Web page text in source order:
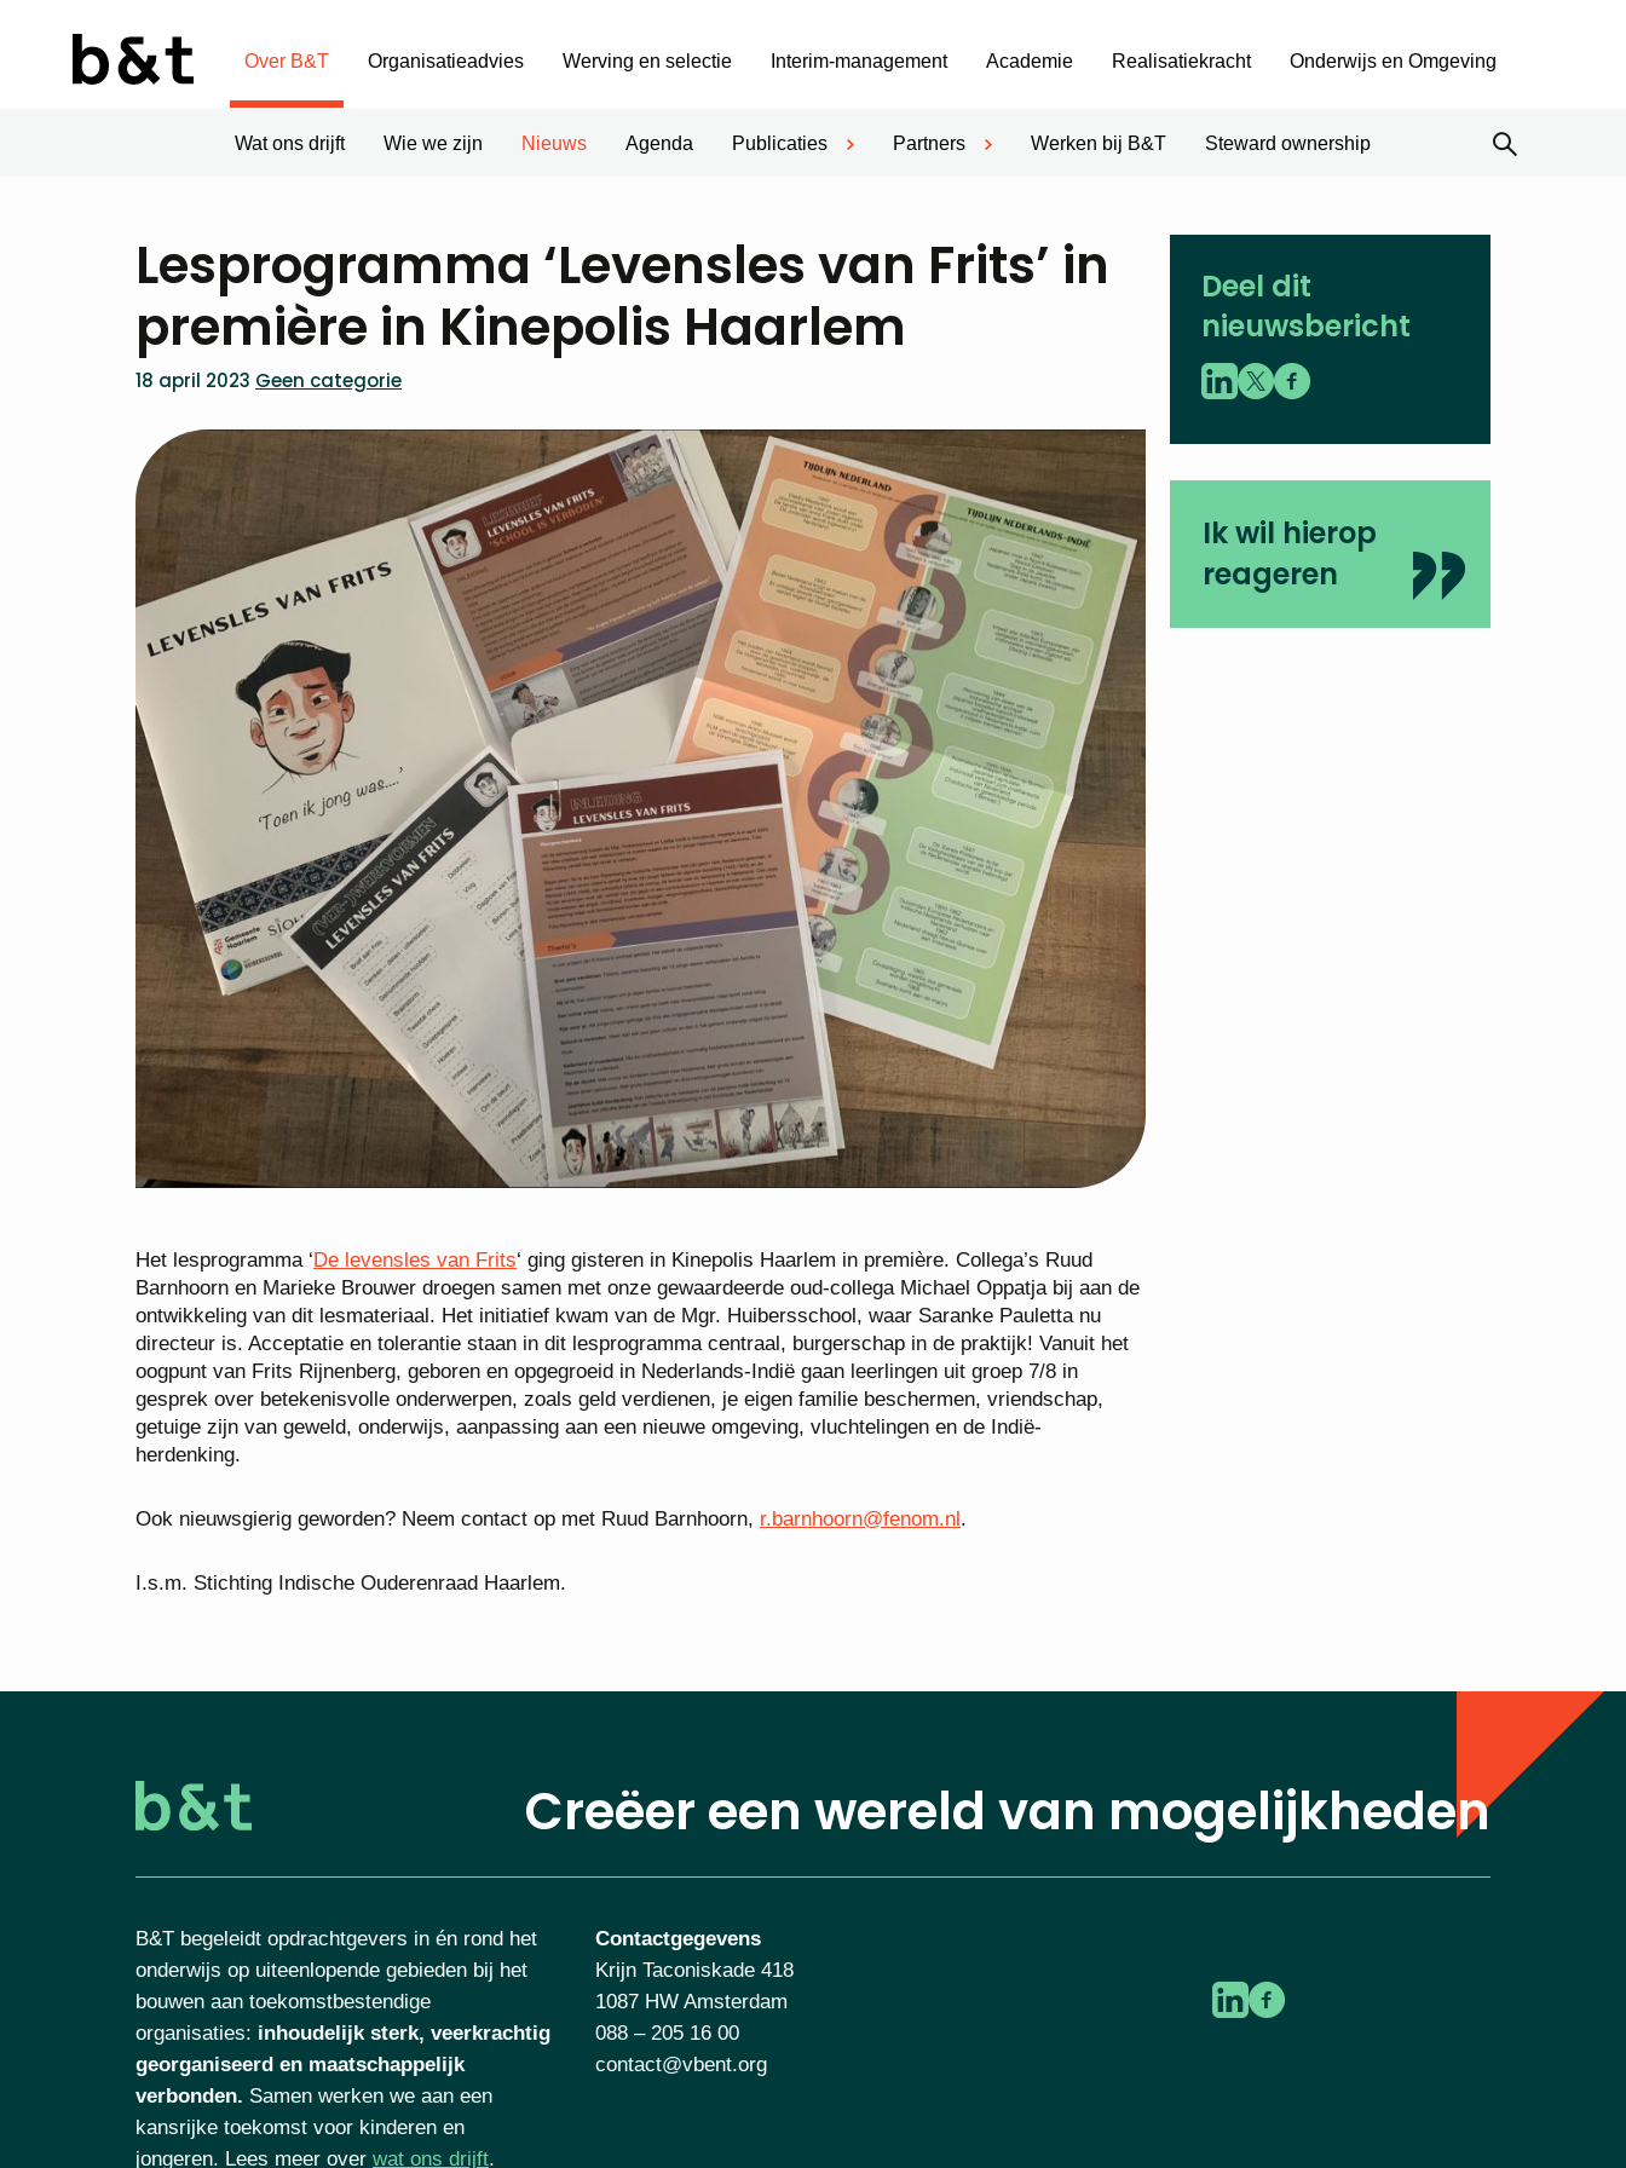
Over B&T
Wat ons drijft Wie we zijn Nieuws Agenda Publicaties Partners Werken bij B&T Steward ownership
Organisatieadvies Werving en selectie Interim-management Academie Realisatiekracht Onderwijs en Omgeving
Lesprogramma ‘Levensles van Frits’ in
première in Kinepolis Haarlem
18 april 2023 Geen categorie
Het lesprogramma ‘De levensles van Frits‘ ging gisteren in Kinepolis Haarlem in première. Collega’s Ruud
Barnhoorn en Marieke Brouwer droegen samen met onze gewaardeerde oud-collega Michael Oppatja bij aan de
ontwikkeling van dit lesmateriaal. Het initiatief kwam van de Mgr. Huibersschool, waar Saranke Pauletta nu
directeur is. Acceptatie en tolerantie staan in dit lesprogramma centraal, burgerschap in de praktijk! Vanuit het
oogpunt van Frits Rijnenberg, geboren en opgegroeid in Nederlands-Indië gaan leerlingen uit groep 7/8 in
gesprek over betekenisvolle onderwerpen, zoals geld verdienen, je eigen familie beschermen, vriendschap,
getuige zijn van geweld, onderwijs, aanpassing aan een nieuwe omgeving, vluchtelingen en de Indië-
herdenking.
Ook nieuwsgierig geworden? Neem contact op met Ruud Barnhoorn, r.barnhoorn@fenom.nl.
I.s.m. Stichting Indische Ouderenraad Haarlem.
Deel dit
nieuwsbericht
Ik wil hierop
reageren
Creëer een wereld van mogelijkheden
B&T begeleidt opdrachtgevers in én rond het
onderwijs op uiteenlopende gebieden bij het
bouwen aan toekomstbestendige
organisaties: inhoudelijk sterk, veerkrachtig
georganiseerd en maatschappelijk
verbonden. Samen werken we aan een
kansrijke toekomst voor kinderen en
jongeren. Lees meer over wat ons drijft.
Contactgegevens
Krijn Taconiskade 418
1087 HW Amsterdam
088 – 205 16 00
contact@vbent.org